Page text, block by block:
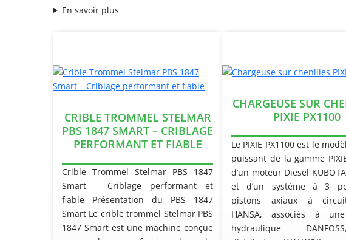
En savoir plus
CRIBLE TROMMEL STELMAR
PBS 1847 SMART – CRIBLAGE
PERFORMANT ET FIABLE
Crible Trommel Stelmar PBS 1847
Smart – Criblage performant et
fiable Présentation du PBS 1847
Smart Le crible trommel Stelmar PBS
1847 Smart est une machine conçue
CHARGEUSE SUR
PIXIE PX1100
Le PIXIE PX1100 est le
puissant de la gamme
d’un moteur Diesel
et d’un système à 3
pistons axiaux à
HANSA, associés à
hydraulique